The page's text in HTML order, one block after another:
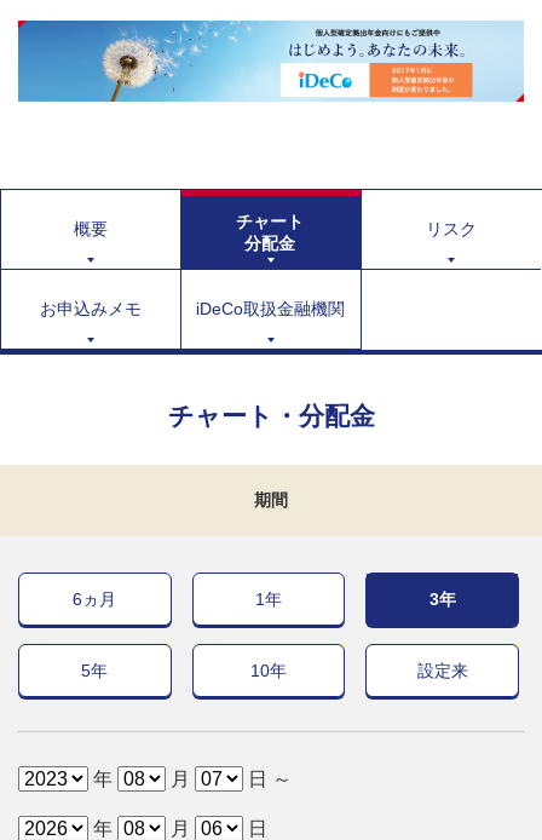
概要
チャート
分配金
リスク
お申込みメモ iDeCo取扱金融機関
チャート・分配金
期間
6ヵ月 1年 3年
5年 10年 設定来
年 月 日 ～
年 月 日